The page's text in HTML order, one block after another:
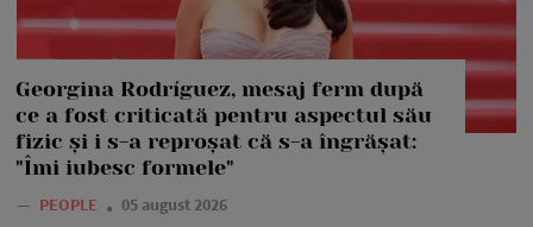
Georgina Rodríguez, mesaj ferm după
ce a fost criticată pentru aspectul său
fizic și i s-a reproșat că s-a îngrășat:
"Îmi iubesc formele"
— PEOPLE 05 august 2026